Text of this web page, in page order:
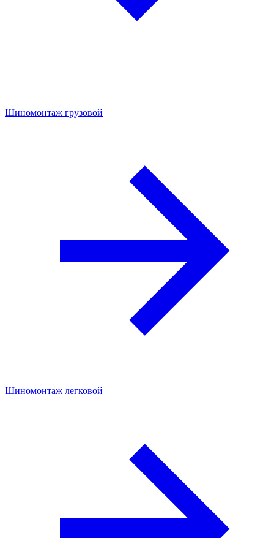
Шиномонтаж грузовой
Шиномонтаж легковой